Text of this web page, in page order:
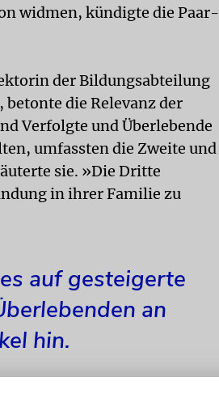
widmen, kündigte die Paar-
der Bildungsabteilung
die Relevanz der
Verfolgte und Überlebende
umfassten die Zweite und
sie. »Die Dritte
in ihrer Familie zu
auf gesteigerte
an
hin.